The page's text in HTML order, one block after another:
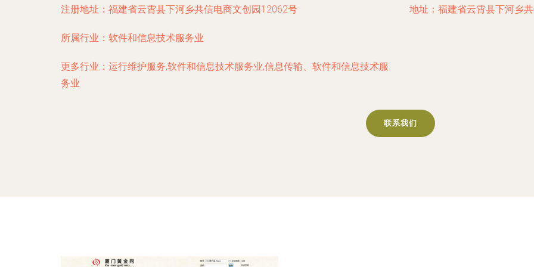
注册地址： 福建省云霄县下河乡共信电商文创园12062号
所属行业： 软件和信息技术服务业
更多行业： 运行维护服务,软件和信息技术服务业,信息传输、软件和信息技术服
务业
地址：福建省云霄县下河乡
联系我们